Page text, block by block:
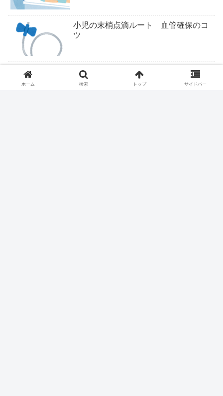
小児の末梢点滴ルート 血管確保のコ
ツ
ついにくるか医学部定員削減
ホーム 検索 トップ サイドバー